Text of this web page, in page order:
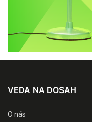
VEDA NA DOSAH
O nás